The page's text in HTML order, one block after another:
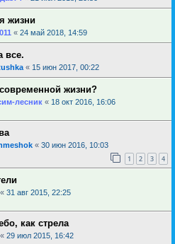
жизни
« 24 май 2018, 14:59
все.
« 15 июн 2017, 00:22
жизни?
лесник « 18 окт 2016, 16:06
« 30 июн 2016, 10:03
1 2 3 4
« 31 авг 2015, 22:25
как стрела
« 29 июл 2015, 16:42